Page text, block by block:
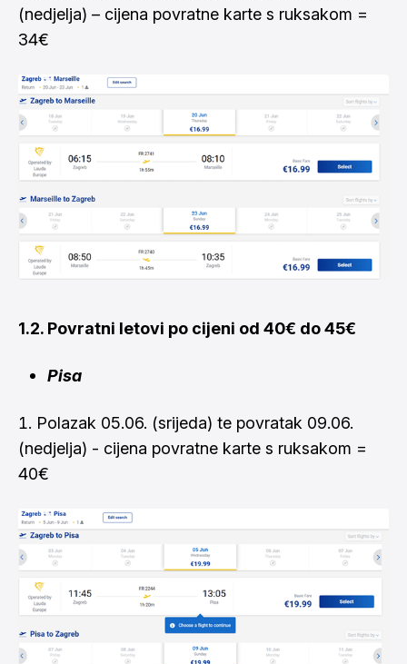
(nedjelja) – cijena povratne karte s ruksakom =
34€
1.2. Povratni letovi po cijeni od 40€ do 45€
Pisa
Polazak 05.06. (srijeda) te povratak 09.06.
(nedjelja) - cijena povratne karte s ruksakom =
40€